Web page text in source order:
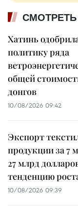
Хатинь
политику ряда
общей
донгов
10/08/2026 09:42
Экспорт
продукции за 7
27 млрд
тенденцию
10/08/2026 09:39